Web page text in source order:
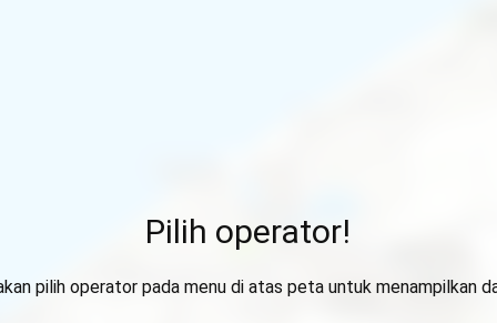
Pilih operator!
pilih operator pada menu di atas peta untuk menampilkan